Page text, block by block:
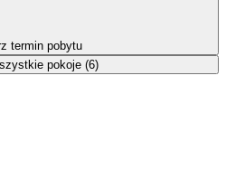
termin pobytu
pokoje (6)